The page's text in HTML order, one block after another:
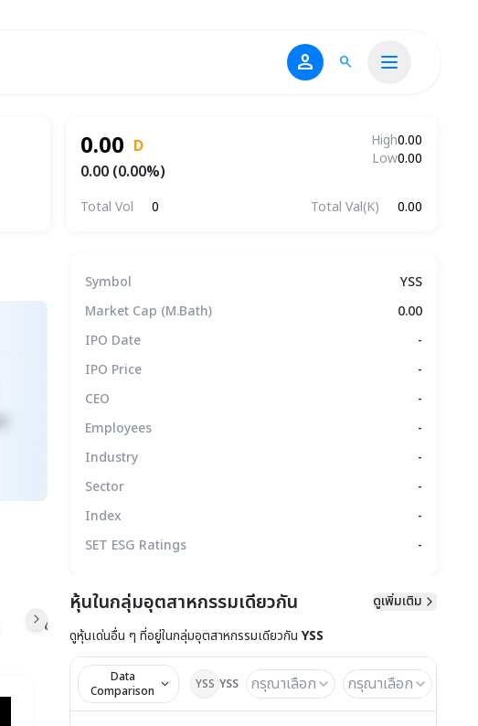
person search
0.00 D
0.00 (0.00%)
High0.00
Low0.00
Total Vol 0 Total Val(K) 0.00
ข้อมูลทางเทคนิค สิทธิประโยชน์ แบบรายงาน
Symbol
YSS
Market Cap (M.Bath)
0.00
IPO Date
-
IPO Price
-
CEO
-
Employees
-
Industry
-
Sector
-
Index
-
SET ESG Ratings
-
หุ้นในกลุ่มอุตสาหกรรมเดียวกัน
ดูเพิ่มเติม
ดูหุ้นเด่นอื่น ๆ ที่อยู่ในกลุ่มอุตสาหกรรมเดียวกัน YSS
Data
Comparison
YSS YSS กรุณาเลือก กรุณาเลือก